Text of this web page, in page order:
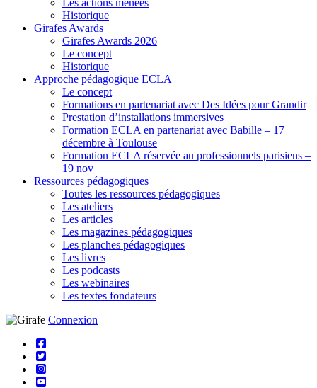
Les actions menées
Historique
Girafes Awards
Girafes Awards 2026
Le concept
Historique
Approche pédagogique ECLA
Le concept
Formations en partenariat avec Des Idées pour Grandir
Prestation d’installations immersives
Formation ECLA en partenariat avec Babille – 17
décembre à Toulouse
Formation ECLA réservée au professionnels parisiens –
19 nov
Ressources pédagogiques
Toutes les ressources pédagogiques
Les ateliers
Les articles
Les magazines pédagogiques
Les planches pédagogiques
Les livres
Les podcasts
Les webinaires
Les textes fondateurs
Connexion